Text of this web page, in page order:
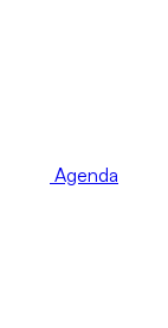
Agenda